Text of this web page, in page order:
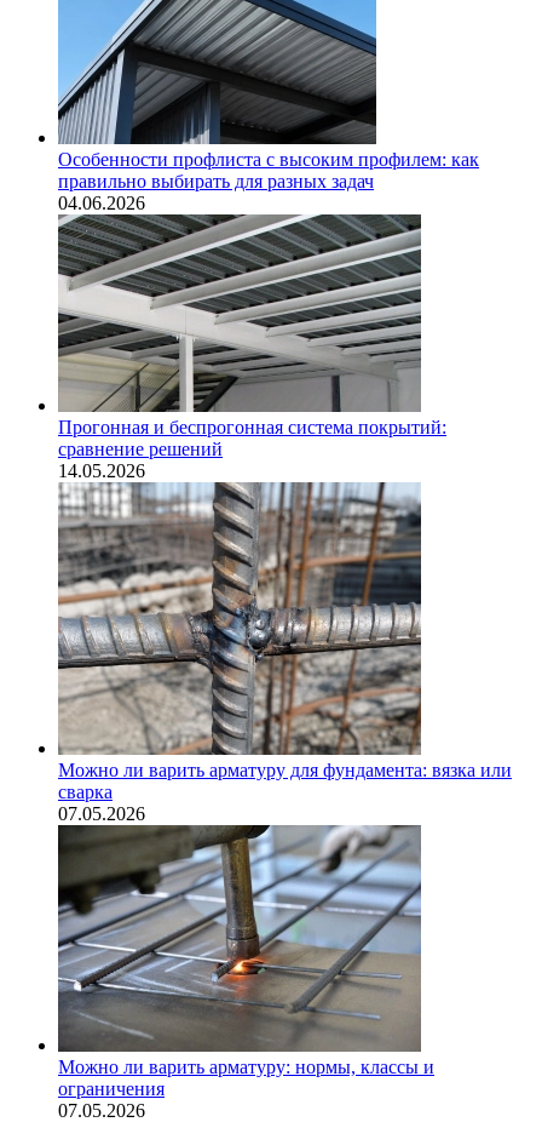
Особенности профлиста с высоким профилем: как
правильно выбирать для разных задач
04.06.2026
Прогонная и беспрогонная система покрытий:
сравнение решений
14.05.2026
Можно ли варить арматуру для фундамента: вязка или
сварка
07.05.2026
Можно ли варить арматуру: нормы, классы и
ограничения
07.05.2026